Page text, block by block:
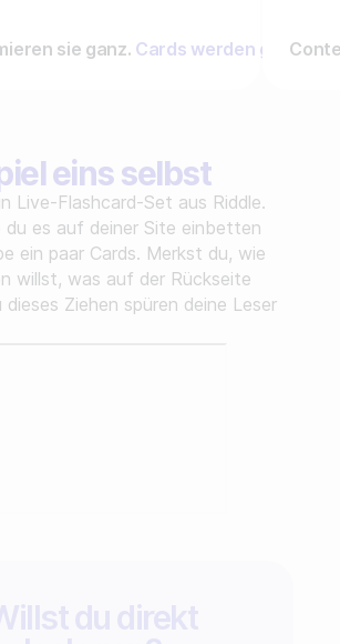
sie ganz. Cards werden geflippt,
eins selbst
Live-Flashcard-Set aus Riddle.
du es auf deiner Site einbetten
ein paar Cards. Merkst du, wie
willst, was auf der Rückseite
Ziehen spüren deine Leser